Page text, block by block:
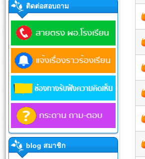
ติดต่อสอบถาม
blog สมาชิก